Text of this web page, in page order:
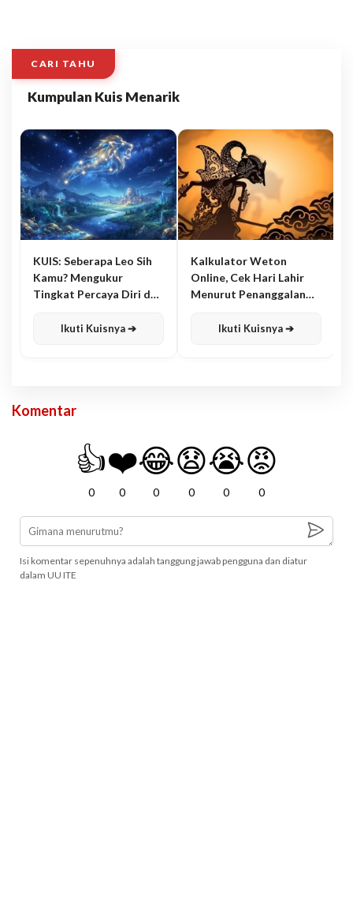
CARI TAHU
Kumpulan Kuis Menarik
KUIS: Seberapa Leo Sih
Kamu? Mengukur
Tingkat Percaya Diri dan
Ikuti Kuisnya ➔
Kalkulator Weton
Online, Cek Hari Lahir
Menurut Penanggalan
Ikuti Kuisnya ➔
Komentar
👍
0
❤️
0
😂
0
😧
0
😭
0
😡
0
Isi komentar sepenuhnya adalah tanggung jawab pengguna dan diatur
dalam UU ITE